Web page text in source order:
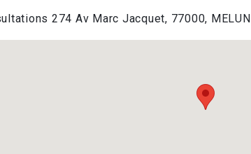
274 Av Marc Jacquet, 77000, MELUN